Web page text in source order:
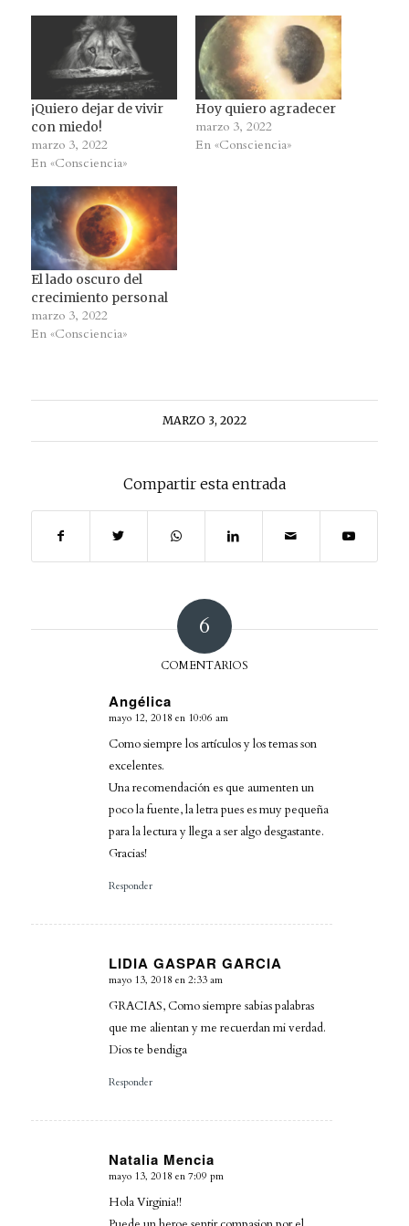
¡Quiero dejar de vivir
con miedo!
marzo 3, 2022
En «Consciencia»
Hoy quiero agradecer
marzo 3, 2022
En «Consciencia»
El lado oscuro del
crecimiento personal
marzo 3, 2022
En «Consciencia»
MARZO 3, 2022
Compartir esta entrada
6
COMENTARIOS
Angélica
Dice:
mayo 12, 2018 en 10:06 am
Como siempre los artículos y los temas son
excelentes.
Una recomendación es que aumenten un
poco la fuente, la letra pues es muy pequeña
para la lectura y llega a ser algo desgastante.
Gracias!
Responder
LIDIA GASPAR GARCIA
Dice:
mayo 13, 2018 en 2:33 am
GRACIAS, Como siempre sabias palabras
que me alientan y me recuerdan mi verdad.
Dios te bendiga
Responder
Natalia Mencia
Dice:
mayo 13, 2018 en 7:09 pm
Hola Virginia!!